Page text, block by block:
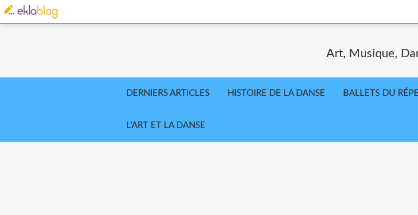
Art, Musique,
DERNIERS ARTICLES HISTOIRE DE LA DANSE BALLETS DU
L'ART ET LA DANSE